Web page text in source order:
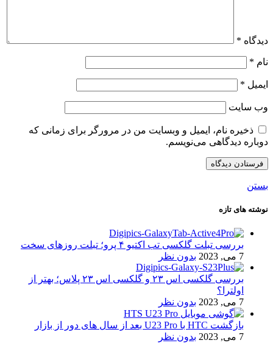
دیدگاه *
نام *
ایمیل *
وب‌ سایت
ذخیره نام، ایمیل و وبسایت من در مرورگر برای زمانی که
دوباره دیدگاهی می‌نویسم.
بستن
نوشته های تازه
بررسی تبلت گلکسی تب اکتیو ۴ پرو؛ تبلت روزهای سخت
7 می, 2023
بدون نظر
بررسی گلکسی اس ۲۳ و گلکسی اس ۲۳ پلاس؛ بهتر از
اولترا؟
7 می, 2023
بدون نظر
بازگشت HTC با U23 Pro بعد از سال های دور از بازار
7 می, 2023
بدون نظر